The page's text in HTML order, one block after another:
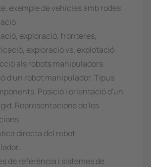
exemple de vehicles amb rodes
exploració, fronteres,
exploració vs. explotació
als robots manipuladors.
d'un robot manipulador. Tipus
Posició i orientació d'un
Representacions de les
directa del robot
de referència i sistemes de